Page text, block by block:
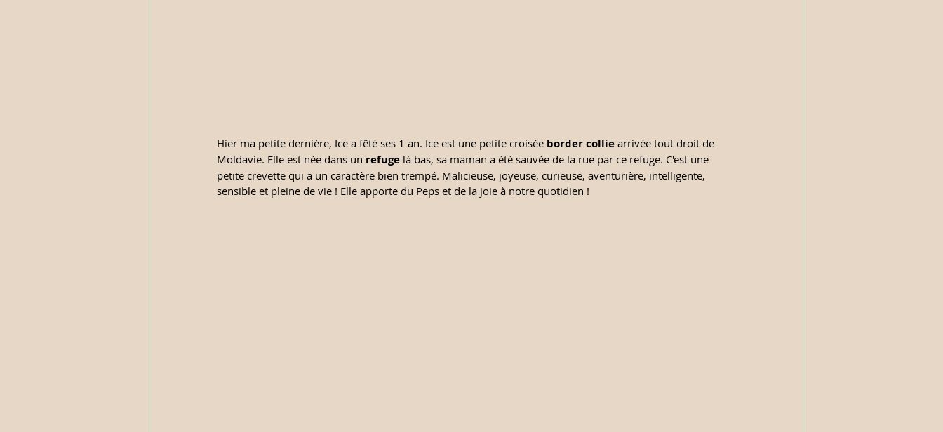
Hier ma petite dernière, Ice a fêté ses 1 an. Ice est une petite croisée border collie arrivée tout droit de
Moldavie. Elle est née dans un refuge là bas, sa maman a été sauvée de la rue par ce refuge. C'est une
petite crevette qui a un caractère bien trempé. Malicieuse, joyeuse, curieuse, aventurière, intelligente,
sensible et pleine de vie ! Elle apporte du Peps et de la joie à notre quotidien !